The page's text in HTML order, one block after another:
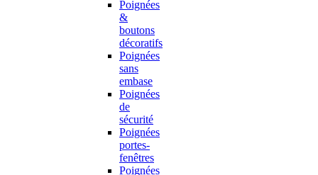
Poignées
&
boutons
décoratifs
Poignées
sans
embase
Poignées
de
sécurité
Poignées
portes-
fenêtres
Poignées